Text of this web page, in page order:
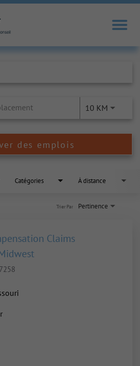
10 KM
des emplois
Catégories À distance
Pertinence
Trier Par
Claims